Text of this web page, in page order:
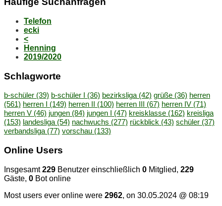
Telefon
ecki
<
Henning
2019/2020
Schlag­wor­te
b-schüler (39) b-schüler I (36) bezirksliga(42) grüße (36) herren
(561) herren I (149) herren II (100) herren III (67) herren IV (71)
herren V (46) jungen (84) jungen I (47) kreisklasse (162) kreisliga
(153) landesliga(54) nachwuchs (277) rückblick (43) schüler (37)
verbandsliga(77) vorschau (133)
On­line Users
Insgesamt229 Benutzer einschließlich 0 Mitglied, 229
Gäste, 0 Bot online
Most users ever online were 2962, on 30.05.2024 @ 08:19